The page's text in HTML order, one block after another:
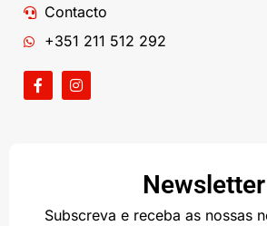
Contacto
+351 211 512 292
Newsletter
Subscreva e receba as nossas